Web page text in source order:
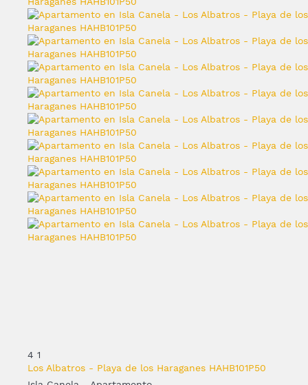
4 1
Los Albatros - Playa de los Haraganes HAHB101P50